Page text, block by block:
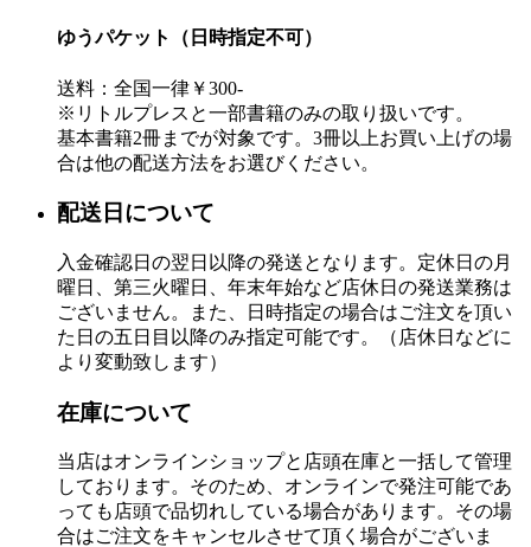
ゆうパケット（日時指定不可）
送料：全国一律￥300-
※リトルプレスと一部書籍のみの取り扱いです。
基本書籍2冊までが対象です。3冊以上お買い上げの場
合は他の配送方法をお選びください。
配送日について
入金確認日の翌日以降の発送となります。定休日の月
曜日、第三火曜日、年末年始など店休日の発送業務は
ございません。また、日時指定の場合はご注文を頂い
た日の五日目以降のみ指定可能です。（店休日などに
より変動致します）
在庫について
当店はオンラインショップと店頭在庫と一括して管理
しております。そのため、オンラインで発注可能であ
っても店頭で品切れしている場合があります。その場
合はご注文をキャンセルさせて頂く場合がございま